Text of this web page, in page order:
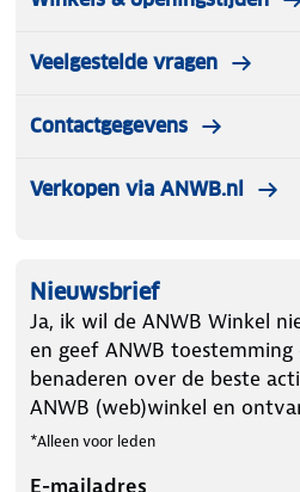
Veelgestelde vragen
Contactgegevens
Verkopen via ANWB.nl
Nieuwsbrief
Ja, ik wil de ANWB Winkel
en geef ANWB
benaderen over de beste
ANWB (web)winkel en
*Alleen voor leden
E-mailadres